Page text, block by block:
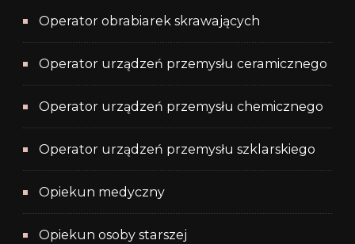
Operator obrabiarek skrawających
Operator urządzeń przemysłu ceramicznego
Operator urządzeń przemysłu chemicznego
Operator urządzeń przemysłu szklarskiego
Opiekun medyczny
Opiekun osoby starszej